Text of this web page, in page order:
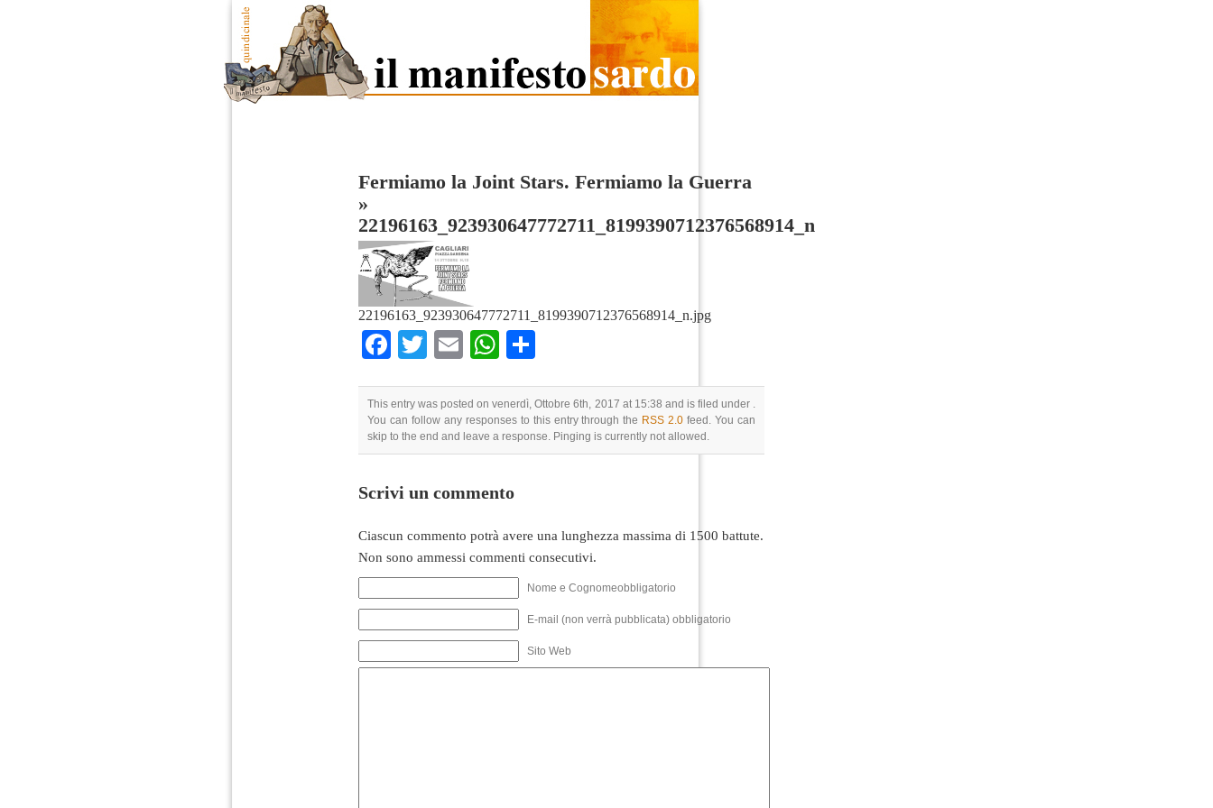
Fermiamo la Joint Stars. Fermiamo la Guerra
»
22196163_923930647772711_8199390712376568914_n
22196163_923930647772711_8199390712376568914_n.jpg
Facebook
TwitterEmailWhatsApp
This entry was posted on venerdì, Ottobre 6th, 2017 at 15:38 and is filed under .
You can follow any responses to this entry through the RSS 2.0 feed. You can
skip to the end and leave a response. Pinging is currently not allowed.
Scrivi un commento
Ciascun commento potrà avere una lunghezza massima di 1500 battute.
Non sono ammessi commenti consecutivi.
Nome e Cognomeobbligatorio
E-mail (non verrà pubblicata) obbligatorio
Sito Web